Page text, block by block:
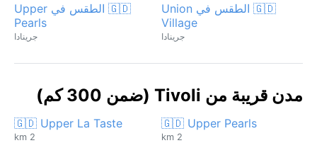
🇬🇩 الطقس في Union
Village
جرينادا
🇬🇩 الطقس في Upper
Pearls
جرينادا
مدن قريبة من Tivoli (ضمن 300 كم)
🇬🇩 Upper Pearls
2 km
🇬🇩 Upper La Taste
2 km